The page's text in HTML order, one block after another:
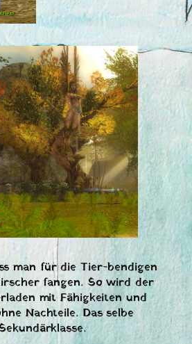
man für die Tier-bendigen
fangen. So wird der
mit Fähigkeiten und
Nachteile. Das selbe